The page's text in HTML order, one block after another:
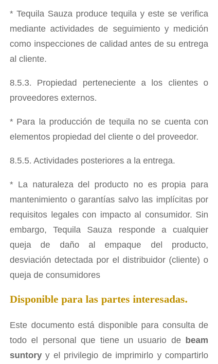
* Tequila Sauza produce tequila y este se verifica
mediante actividades de seguimiento y medición
como inspecciones de calidad antes de su entrega
al cliente.
8.5.3. Propiedad perteneciente a los clientes o
proveedores externos.
* Para la producción de tequila no se cuenta con
elementos propiedad del cliente o del proveedor.
8.5.5. Actividades posteriores a la entrega.
* La naturaleza del producto no es propia para
mantenimiento o garantías salvo las implícitas por
requisitos legales con impacto al consumidor. Sin
embargo, Tequila Sauza responde a cualquier
queja de daño al empaque del producto,
desviación detectada por el distribuidor (cliente) o
queja de consumidores
Disponible para las partes interesadas.
Este documento está disponible para consulta de
todo el personal que tiene un usuario de beam
suntory y el privilegio de imprimirlo y compartirlo